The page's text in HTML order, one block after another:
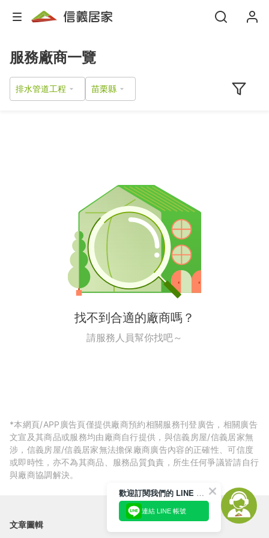
服務廠商一覽
排水管道工程
找不到合適的廠商嗎？
請服務人員幫你找吧～
*本網頁/APP廣告頁僅提供廠商預約相關服務刊登廣告，相關廣告
文宣及其商品或服務均由廠商自行提供，與信義房屋/信義居家無
涉，信義房屋/信義居家無法擔保廠商廣告內容的正確性、可信度
或即時性，亦不為其商品、服務品質負責，所生任何爭議皆請自行
與廠商協調解決。
文章圖輯
歡迎訂閱我們的 LINE 官方帳號
連結 LINE 帳號